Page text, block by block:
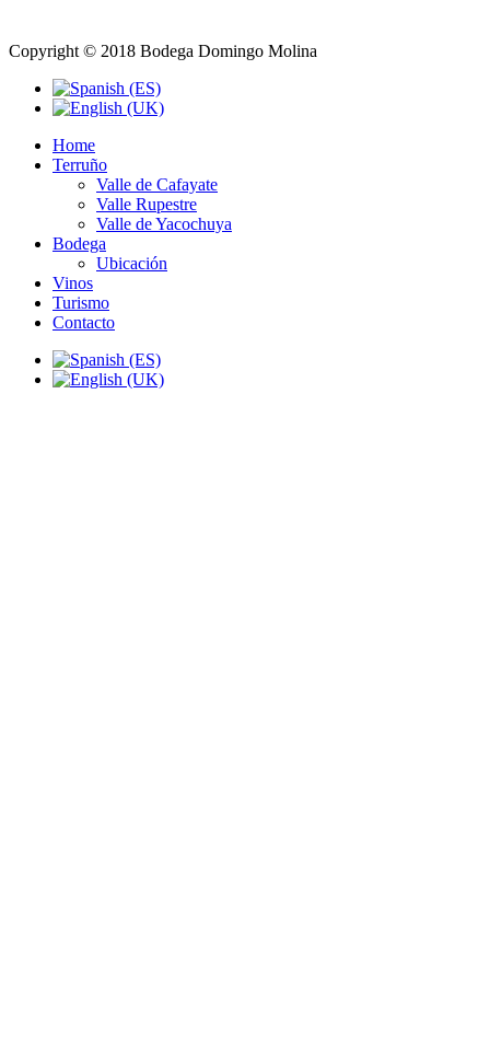
Copyright © 2018 Bodega Domingo Molina
Home
Terruño
Valle de Cafayate
Valle Rupestre
Valle de Yacochuya
Bodega
Ubicación
Vinos
Turismo
Contacto